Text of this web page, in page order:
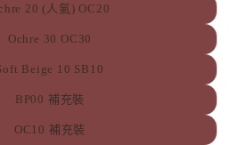
20 (人氣) OC20
Ochre 30 OC30
Beige 10 SB10
BP00 補充裝
OC10 補充裝